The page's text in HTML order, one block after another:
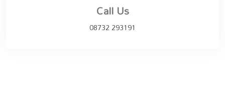
Call Us
08732 293191